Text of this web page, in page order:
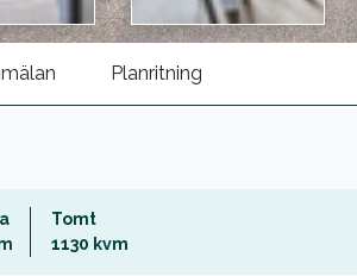
Planritning
Tomt
1130 kvm